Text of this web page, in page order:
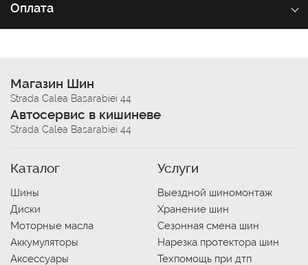
Оплата
Магазин Шин
Strada Calea Basarabiei 44
Автосервис в кишиневе
Strada Calea Basarabiei 44
Каталог
Шины
Диски
Моторные масла
Аккумуляторы
Аксессуары
Услуги
Выездной шиномонтаж
Хранение шин
Сезонная смена шин
Нарезка протектора шин
Техпомощь при дтп